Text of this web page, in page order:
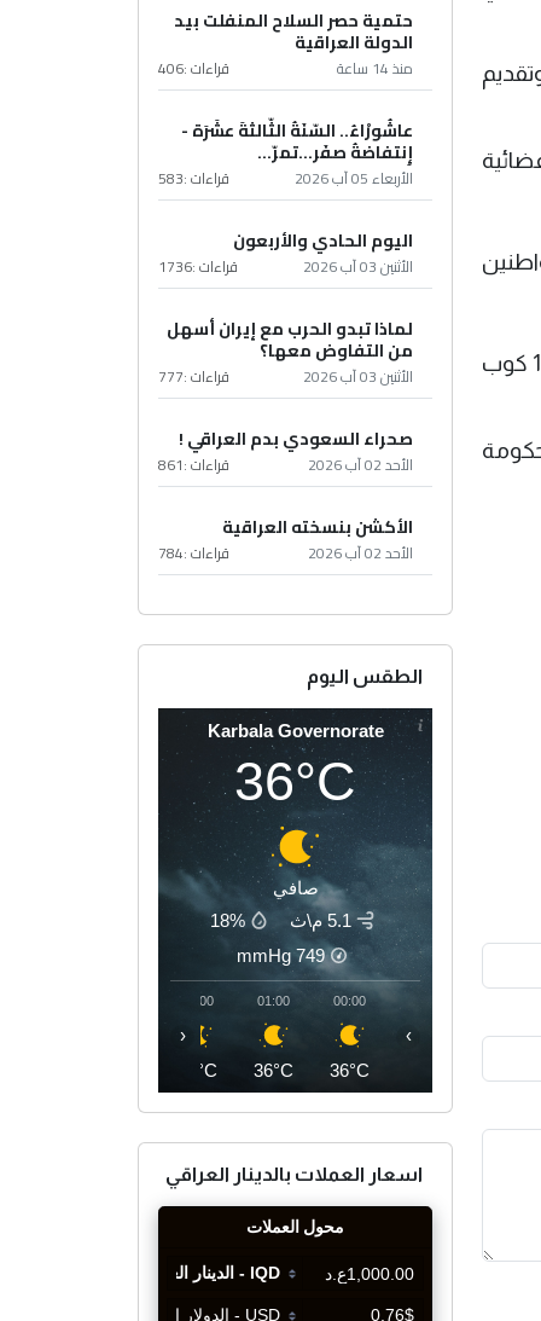
وفرش 39000 متر مربع، وتقديم
في تقديم الخدمات، و320 صحفياً و18 قناة فضائية
ونقل المواطنين
واضاف مدير الإعلام في العتبة العباسية إنه خلال الأيام العشرة الأولى من شهر محرم، تم توزيع 14748600 كوب
حتمية حصر السلاح المنفلت بيد
الدولة العراقية
منذ 14 ساعة قراءات :406
عاشُورْاءُ.. السّنَةُ الثّالثةَ عشَرَة -
إِنتفاضةُ صفَر…تمرّ...
الأربعاء 05 آب 2026 قراءات :583
اليوم الحادي والأربعون
الأثنين 03 آب 2026 قراءات :1736
لماذا تبدو الحرب مع إيران أسهل
من التفاوض معها؟
الأثنين 03 آب 2026 قراءات :777
صحراء السعودي بدم العراقي !
الأحد 02 آب 2026 قراءات :861
الأكشن بنسخته العراقية
الأحد 02 آب 2026 قراءات :784
الطقس اليوم
Karbala Governorate
36°C
صافي
5.1 م\ث
18%
749
mmHg
00:00
36°C
01:00
36°C
02:00
35°C
‹ ›
اسعار العملات بالدينار العراقي